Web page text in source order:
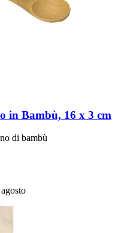
in Bambù, 16 x 3 cm
di bambù